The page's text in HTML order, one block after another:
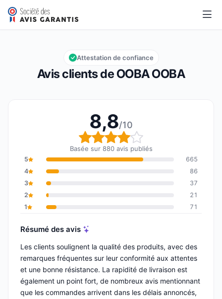
OOBA OOBA
Note globale : 8,8 sur 10
8,8/10
Avis clients de OOBA OOBA
Attestation de confiance
8,8/10
Note globale : 8,8 sur
Basée sur 880 avis publiés
5
665
4
86
3
37
2
21
1
71
Résumé des avis
Les clients soulignent la qualité des produits, avec des
remarques fréquentes sur leur conformité aux attentes
et une bonne résistance. La rapidité de livraison est
également un point fort, de nombreux avis mentionnant
que les commandes arrivent dans les délais annoncés,